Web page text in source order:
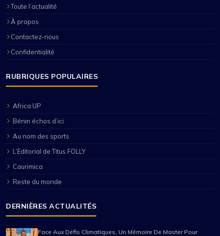
Toute l’actualité
À propos
Contactez-nous
Confidentialité
RUBRIQUES POPULAIRES
Africa UP
Bénin échos d’ici
Au nom des sports
L’Editorial de Titus FOLLY
Caurimica
Reste du monde
DERNIÈRES ACTUALITÉS
Face Aux Défis Climatiques, Un Mémoire De Master Pour